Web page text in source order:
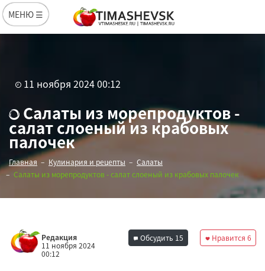
МЕНЮ ☰
11 ноября 2024 00:12
Салаты из морепродуктов -
салат слоеный из крабовых
палочек
Главная Кулинария и рецепты
Салаты
Салаты из морепродуктов - салат слоеный из крабовых палочек
Редакция
11 ноября 2024
00:12
Нравится 6
Обсудить 15